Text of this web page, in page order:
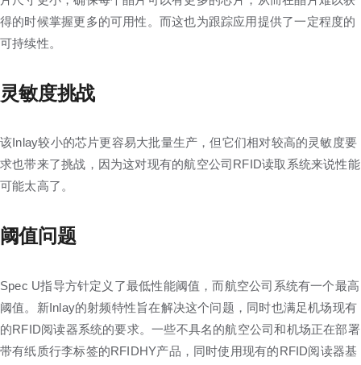
得的时候掌握更多的可用性。而这也为跟踪应用提供了一定程度的
可持续性。
灵敏度挑战
该Inlay较小的芯片更容易大批量生产，但它们相对较高的灵敏度要
求也带来了挑战，因为这对现有的航空公司RFID读取系统来说性能
可能太高了。
阈值问题
Spec U指导方针定义了最低性能阈值，而航空公司系统有一个最高
阈值。新Inlay的射频特性旨在解决这个问题，同时也满足机场现有
的RFID阅读器系统的要求。一些不具名的航空公司和机场正在部署
带有纸质行李标签的RFIDHY产品，同时使用现有的RFID阅读器基